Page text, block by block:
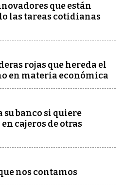
que están
las tareas cotidianas
rojas que hereda el
en materia económica
su banco si quiere
cajeros de otras
nos contamos